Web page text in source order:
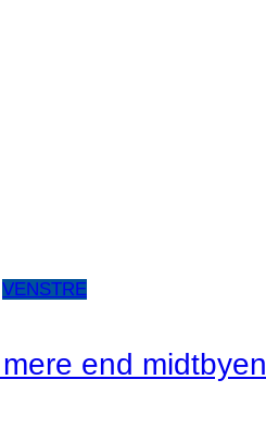
VENSTRE
end midtbyen